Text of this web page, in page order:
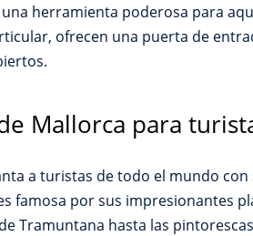
herramienta poderosa para
ofrecen una puerta de
Mallorca para
a turistas de todo el mundo
famosa por sus impresionantes
Tramuntana hasta las